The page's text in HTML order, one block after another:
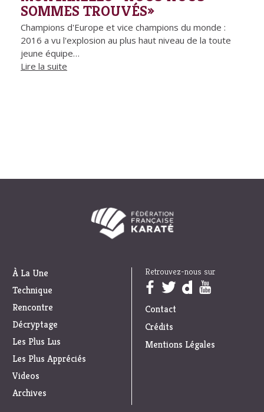
SOMMES TROUVÉS»
Champions d'Europe et vice champions du monde :
2016 a vu l'explosion au plus haut niveau de la toute
jeune équipe…
Lire la suite
À La Une
Technique
Rencontre
Décryptage
Les Plus Lus
Les Plus Appréciés
Videos
Archives
Retrouvez-nous sur
Trouvez nous sur :
Contact
Crédits
Mentions Légales